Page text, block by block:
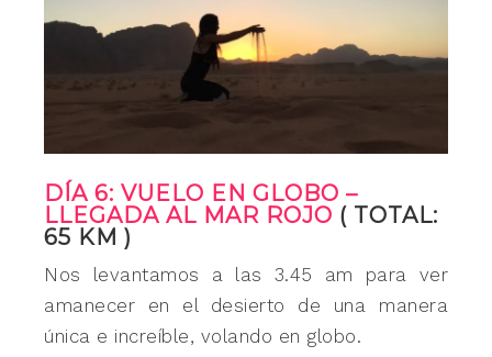
DÍA 6: VUELO EN GLOBO –
LLEGADA AL MAR ROJO ( TOTAL:
65 KM )
Nos levantamos a las 3.45 am para ver
amanecer en el desierto de una manera
única e increíble, volando en globo.